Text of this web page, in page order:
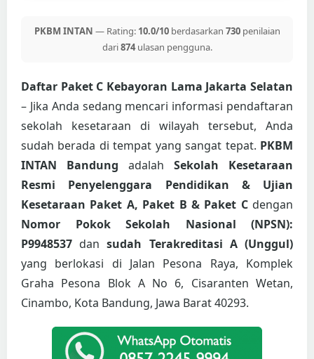
PKBM INTAN — Rating: 10.0/10berdasarkan 730penilaian
dari874ulasan pengguna.
Daftar Paket C Kebayoran Lama Jakarta Selatan
– Jika Anda sedang mencari informasi pendaftaran
sekolah kesetaraan di wilayah tersebut, Anda
sudah berada di tempat yang sangat tepat. PKBM
INTAN Bandung adalah Sekolah Kesetaraan
Resmi Penyelenggara Pendidikan & Ujian
Kesetaraan Paket A, Paket B & Paket Cdengan
Nomor Pokok Sekolah Nasional (NPSN):
P9948537 dansudah Terakreditasi A (Unggul)
yang berlokasi di Jalan Pesona Raya, Komplek
Graha Pesona Blok A No 6, Cisaranten Wetan,
Cinambo, Kota Bandung, Jawa Barat 40293.